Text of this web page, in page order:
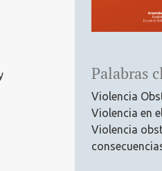
Palabras
Violencia
Violencia en
Violencia